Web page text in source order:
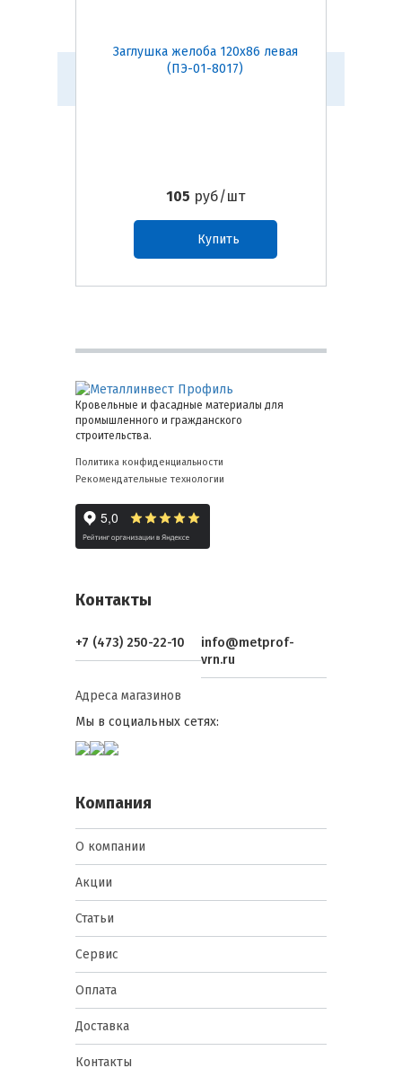
Заглушка желоба 120х86 левая
(ПЭ-01-8017)
105 руб/шт
Купить
Кровельные и фасадные материалы для
промышленного и гражданского
строительства.
Политика конфиденциальности
Рекомендательные технологии
Контакты
+7 (473) 250-22-10
info@metprof-
vrn.ru
Адреса магазинов
Мы в социальных сетях:
Компания
О компании
Акции
Статьи
Сервис
Оплата
Доставка
Контакты